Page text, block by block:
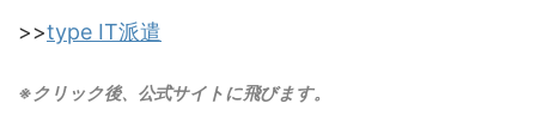
>>type IT派遣
※クリック後、公式サイトに飛びます。